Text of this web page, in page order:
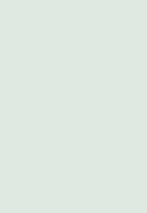
enhet till de
som vi
har
Uppsala
Fredrik